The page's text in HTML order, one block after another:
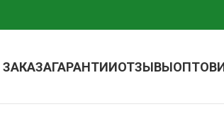
ГАРАНТИИОТЗЫВЫ